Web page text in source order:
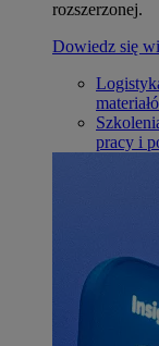
rozszerzonej.
Dowiedz się
pracy i